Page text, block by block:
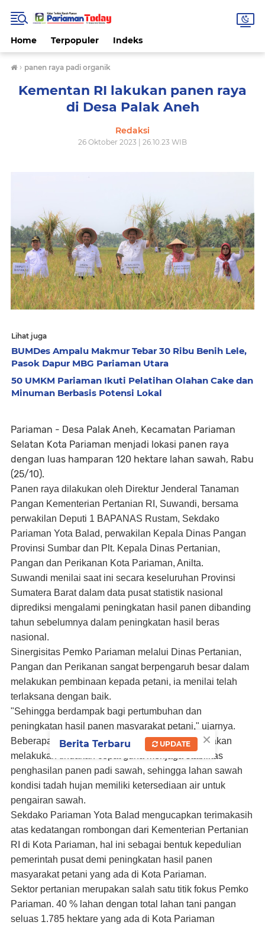
Home Terpopuler Indeks
› panen raya padi organik
Kementan RI lakukan panen raya
di Desa Palak Aneh
Redaksi
26 Oktober 2023 | 26.10.23 WIB
Lihat juga
BUMDes Ampalu Makmur Tebar 30 Ribu Benih Lele,
Pasok Dapur MBG Pariaman Utara
50 UMKM Pariaman Ikuti Pelatihan Olahan Cake dan
Minuman Berbasis Potensi Lokal
Pariaman - Desa Palak Aneh, Kecamatan Pariaman
Selatan Kota Pariaman menjadi lokasi panen raya
dengan luas hamparan 120 hektare lahan sawah, Rabu
(25/10).
Panen raya dilakukan oleh Direktur Jenderal Tanaman
Pangan Kementerian Pertanian RI, Suwandi, bersama
perwakilan Deputi 1 BAPANAS Rustam, Sekdako
Pariaman Yota Balad, perwakilan Kepala Dinas Pangan
Provinsi Sumbar dan Plt. Kepala Dinas Pertanian,
Pangan dan Perikanan Kota Pariaman, Anilta.
Suwandi menilai saat ini secara keseluruhan Provinsi
Sumatera Barat dalam data pusat statistik nasional
diprediksi mengalami peningkatan hasil panen dibanding
tahun sebelumnya dalam peningkatan hasil beras
nasional.
Sinergisitas Pemko Pariaman melalui Dinas Pertanian,
Pangan dan Perikanan sangat berpengaruh besar dalam
melakukan pembinaan kepada petani, ia menilai telah
terlaksana dengan baik.
"Sehingga berdampak bagi pertumbuhan dan
peningkatan hasil panen masyarakat petani," ujarnya.
Beberapa kendala masalah irigasi air, Suwandi akan
melakukan tindakan cepat guna menjaga stabilitas
penghasilan panen padi sawah, sehingga lahan sawah
kondisi tadah hujan memiliki ketersediaan air untuk
pengairan sawah.
Sekdako Pariaman Yota Balad mengucapkan terimakasih
atas kedatangan rombongan dari Kementerian Pertanian
RI di Kota Pariaman, hal ini sebagai bentuk kepedulian
pemerintah pusat demi peningkatan hasil panen
masyarakat petani yang ada di Kota Pariaman.
Sektor pertanian merupakan salah satu titik fokus Pemko
Pariaman. 40 % lahan dengan total lahan tani pangan
seluas 1.785 hektare yang ada di Kota Pariaman
×
Berita Terbaru UPDATE